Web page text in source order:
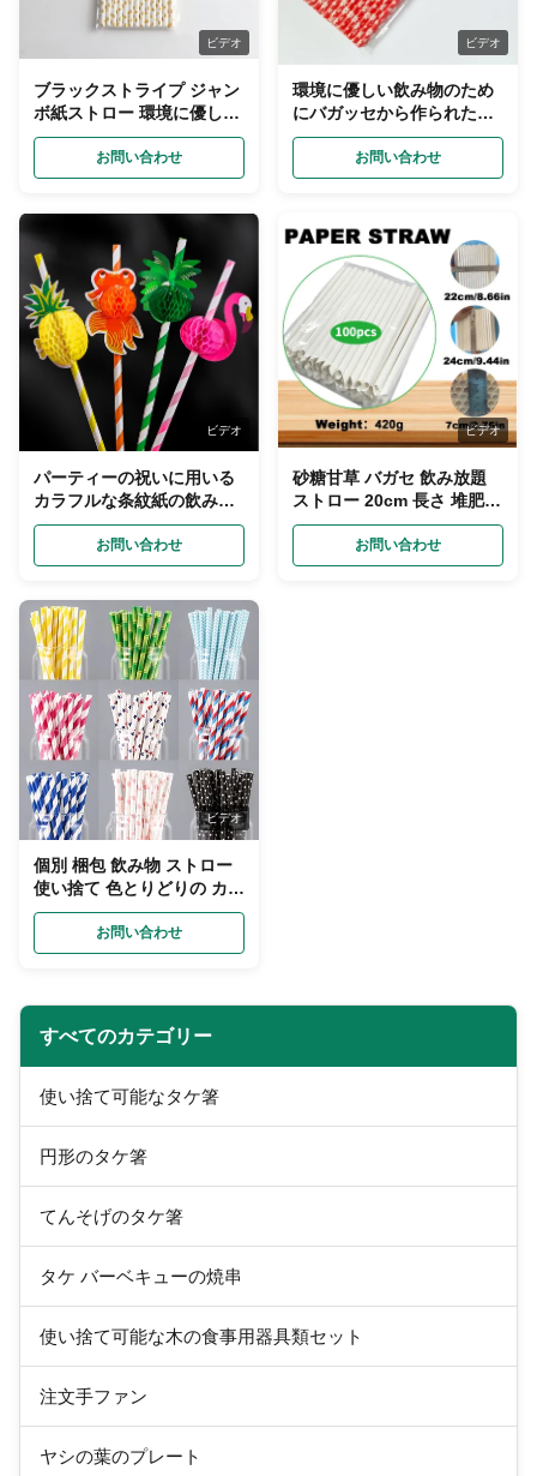
ビデオ
ブラックストライプ ジャン
ボ紙ストロー 環境に優しい
泡茶を飲むために使い捨て
お問い合わせ
ビデオ
環境に優しい飲み物のため
にバガッセから作られたカ
スタマイズされたカラフル
な紙飲料ストロー
お問い合わせ
ビデオ
パーティーの祝いに用いる
カラフルな条紋紙の飲み物
ストロー 20cm 長さ
お問い合わせ
ビデオ
砂糖甘草 バガセ 飲み放題
ストロー 20cm 長さ 堆肥可
能 生物分解可能
お問い合わせ
ビデオ
個別 梱包 飲み物 ストロー
使い捨て 色とりどりの カス
タム 食品 グレード 素材
お問い合わせ
すべてのカテゴリー
使い捨て可能なタケ箸
円形のタケ箸
てんそげのタケ箸
タケ バーベキューの焼串
使い捨て可能な木の食事用器具類セット
注文手ファン
ヤシの葉のプレート